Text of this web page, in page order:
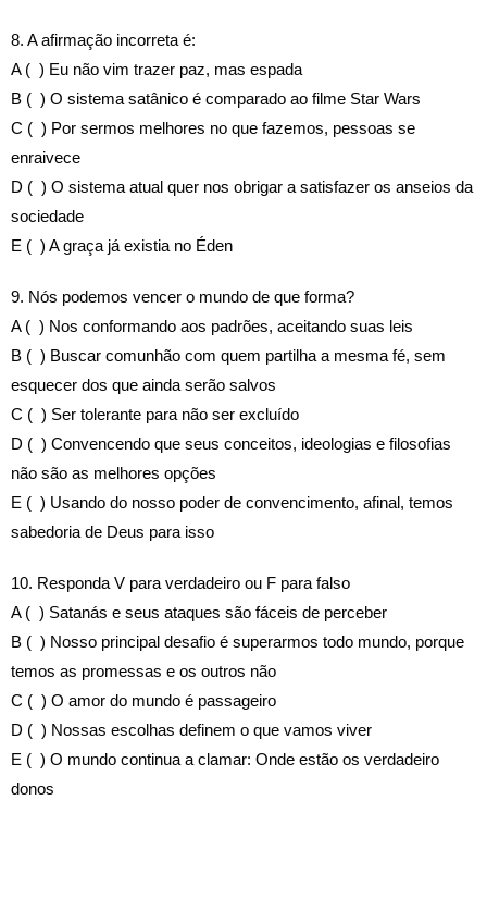
8. A afirmação incorreta é:
A ( ) Eu não vim trazer paz, mas espada
B ( ) O sistema satânico é comparado ao filme Star Wars
C ( ) Por sermos melhores no que fazemos, pessoas se
enraivece
D ( ) O sistema atual quer nos obrigar a satisfazer os anseios da
sociedade
E ( ) A graça já existia no Éden
9. Nós podemos vencer o mundo de que forma?
A ( ) Nos conformando aos padrões, aceitando suas leis
B ( ) Buscar comunhão com quem partilha a mesma fé, sem
esquecer dos que ainda serão salvos
C ( ) Ser tolerante para não ser excluído
D ( ) Convencendo que seus conceitos, ideologias e filosofias
não são as melhores opções
E ( ) Usando do nosso poder de convencimento, afinal, temos
sabedoria de Deus para isso
10. Responda V para verdadeiro ou F para falso
A ( ) Satanás e seus ataques são fáceis de perceber
B ( ) Nosso principal desafio é superarmos todo mundo, porque
temos as promessas e os outros não
C ( ) O amor do mundo é passageiro
D ( ) Nossas escolhas definem o que vamos viver
E ( ) O mundo continua a clamar: Onde estão os verdadeiro
donos